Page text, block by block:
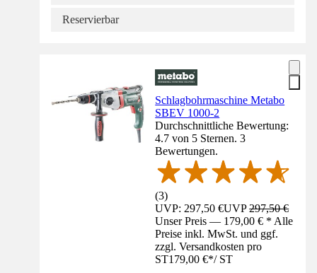
Reservierbar
Schlagbohrmaschine Metabo
SBEV 1000-2
Durchschnittliche Bewertung:
4.7 von 5 Sternen. 3
Bewertungen.
(3)
UVP: 297,50 €UVP297,50 €
Unser Preis — 179,00 € * Alle
Preise inkl. MwSt. und ggf.
zzgl. Versandkosten pro
ST179,00 €*/ ST